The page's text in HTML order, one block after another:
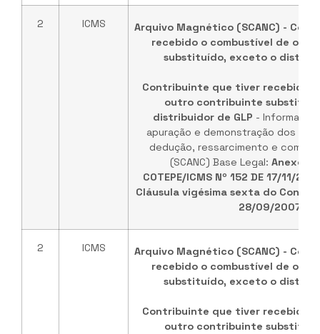
2 ICMS
Arquivo Magnético (SCANC) -
recebido o combustível de
substituído, exceto o
Contribuinte que tiver recebido
outro contribuinte
distribuidor de GLP -
apuração e demonstração dos
dedução, ressarcimento e
(SCANC) Base Legal: Anexo
COTEPE/ICMS Nº 152 DE 17/11/
Cláusula vigésima sexta do
28/09/2007
2 ICMS
Arquivo Magnético (SCANC) -
recebido o combustível de
substituído, exceto o
Contribuinte que tiver recebido
outro contribuinte